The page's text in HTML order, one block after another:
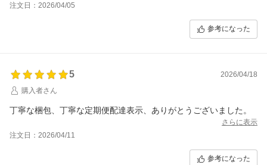
注文日：2026/04/05
参考になった
5
2026/04/18
購入者さん
丁寧な梱包、丁寧な定期便配達表示、ありがとうございました。
さらに表示
注文日：2026/04/11
参考になった